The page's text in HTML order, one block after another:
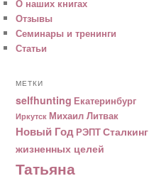
О наших книгах
Отзывы
Семинары и тренинги
Статьи
МЕТКИ
selfhunting Екатеринбург
Иркутск Михаил Литвак
Новый Год РЭПТСталкинг
жизненных целей
Татьяна